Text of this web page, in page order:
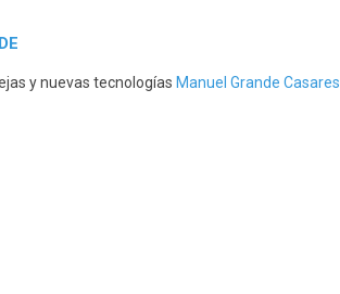
y nuevas tecnologías Manuel Grande Casares